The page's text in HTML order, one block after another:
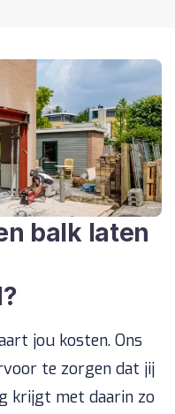
balk laten
jou kosten. Ons
te zorgen dat jij
krijgt met daarin zo